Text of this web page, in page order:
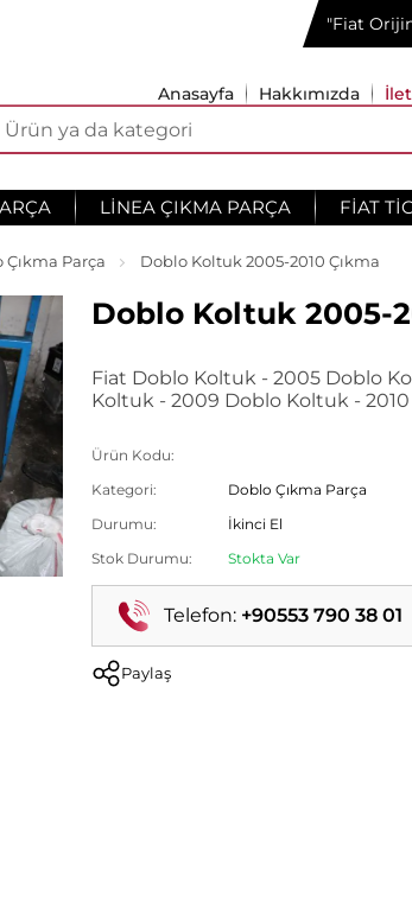
"Fiat
Anasayfa Hakkımızda
LINEA ÇIKMA PARÇA FIAT
Çıkma Parça Doblo Koltuk 2005-2010 Çıkma
Doblo Koltuk 2005-
Fiat Doblo Koltuk - 2005 Doblo
Koltuk - 2009 Doblo Koltuk -
Ürün Kodu:
Kategori:
Doblo Çıkma Parça
Durumu:
İkinci El
Stok Durumu:
Stokta Var
Telefon: +90553 790 38 01
Paylaş